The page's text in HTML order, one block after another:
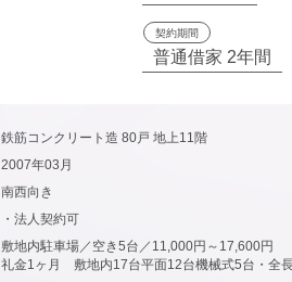
契約期間
普通借家 2年間
鉄筋コンクリート造 80戸 地上11階
2007年03月
南西向き
・法人契約可
敷地内駐車場／空き5台／11,000円～17,600円
礼金1ヶ月 敷地内17台平面12台機械式5台・